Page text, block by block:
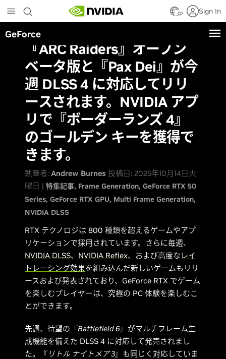
to
main
content
JP Sign In
GeForce
『ARC Raiders』オープン
ベータ版と『Pax Dei』が今
週 DLSS 4 に対応してリリ
ースされます。NVIDIA アプ
リで『ボーダーランズ 4』
のゴールデン キーを獲得で
きます。
執筆者:Andrew Burnes 投稿日: 2025年10月14日火
曜日 |特集記事 Frame Generation GeForce RTX 50
Series GeForce RTX GPU Multi Frame Generation
NVIDIA DLSS
RTX テクノロジは 800 種類を超えるゲームやアプ
リケーションで採用されています。さらに毎週、
NVIDIA DLSS、 NVIDIA Reflex、および高度な レイ
トレーシング効果を組み込んだ新しいゲームもリリ
ースおよび発表されており、GeForce RTX でゲーム
を楽しむプレイヤーは、究極の PC 体験を楽しむこ
とができます。
先週、待望の『Battlefield 6』がマルチフレーム生
成機能を備えた DLSS 4 に対応して発売されまし
た。『 リトル ナイトメア 3』も同じく対応していま